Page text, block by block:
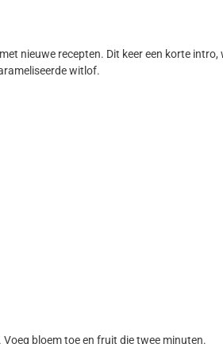
nieuwe recepten. Dit keer een korte
witlof.
bloem toe en fruit die twee minuten.